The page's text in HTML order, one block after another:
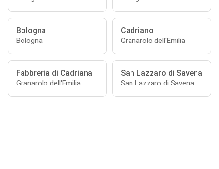
Bologna
Bologna
Cadriano
Granarolo dell'Emilia
Fabbreria di Cadriana
Granarolo dell'Emilia
San Lazzaro di Savena
San Lazzaro di Savena